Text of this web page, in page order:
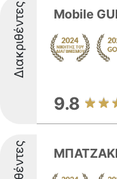
Διακριθέντες Mobile
9.8